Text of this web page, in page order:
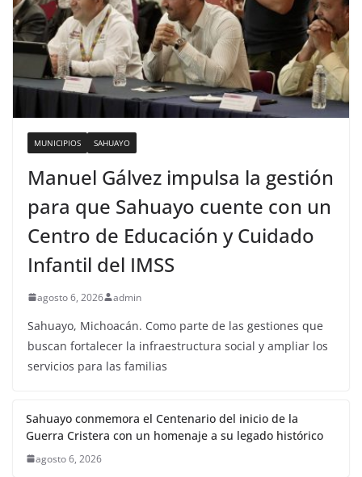
MUNICIPIOS SAHUAYO
Manuel Gálvez impulsa la gestión
para que Sahuayo cuente con un
Centro de Educación y Cuidado
Infantil del IMSS
agosto 6, 2026 admin
Sahuayo, Michoacán. Como parte de las gestiones que
buscan fortalecer la infraestructura social y ampliar los
servicios para las familias
Sahuayo conmemora el Centenario del inicio de la
Guerra Cristera con un homenaje a su legado histórico
agosto 6, 2026